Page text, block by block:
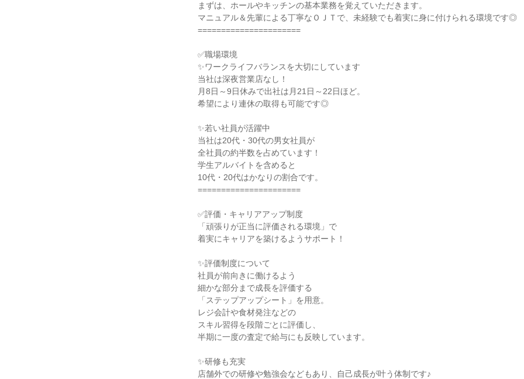
まずは、ホールやキッチンの基本業務を覚えていただきます。
マニュアル＆先輩による丁寧なＯＪＴで、未経験でも着実に身に付けられる環境です◎
======================
✅職場環境
✨ワークライフバランスを大切にしています
当社は深夜営業店なし！
月8日～9日休みで出社は月21日～22日ほど。
希望により連休の取得も可能です◎
✨若い社員が活躍中
当社は20代・30代の男女社員が
全社員の約半数を占めています！
学生アルバイトを含めると
10代・20代はかなりの割合です。
======================
✅評価・キャリアアップ制度
「頑張りが正当に評価される環境」で
着実にキャリアを築けるようサポート！
✨評価制度について
社員が前向きに働けるよう
細かな部分まで成長を評価する
「ステップアップシート」を用意。
レジ会計や食材発注などの
スキル習得を段階ごとに評価し、
半期に一度の査定で給与にも反映しています。
✨研修も充実
店舗外での研修や勉強会などもあり、自己成長が叶う体制です♪